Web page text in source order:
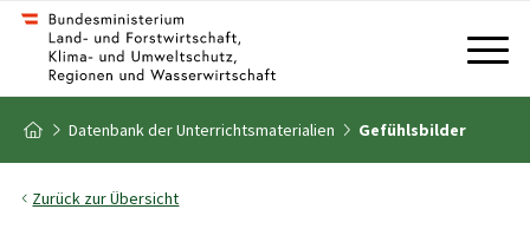
Zum Inhalt
Zum Inhaltsverzeichnis
Zur Startseite
Datenbank der Unterrichtsmaterialien Gefühlsbilder
Zurück zur Übersicht